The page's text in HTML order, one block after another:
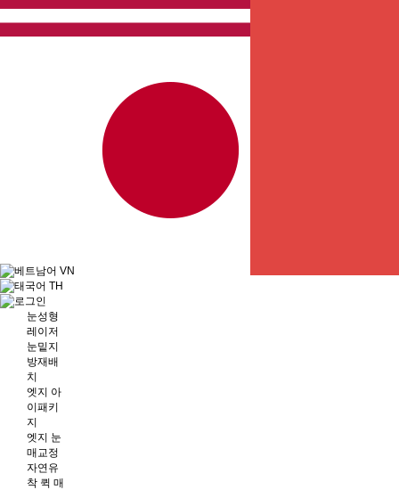
VN
TH
눈성형
레이저
눈밑지
방재배
치
엣지 아
이패키
지
엣지 눈
매교정
자연유
착 퀵 매